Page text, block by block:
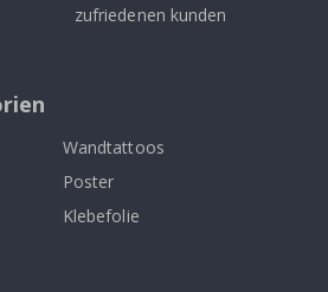
zufriedenen kunden
Wandtattoos
Poster
Klebefolie